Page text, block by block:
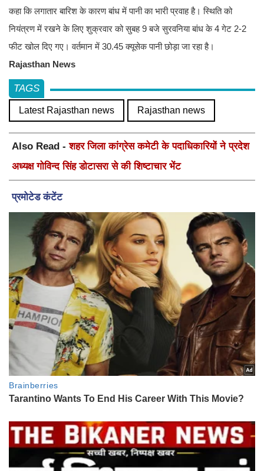
कहा कि लगातार बारिश के कारण बांध में पानी का भारी प्रवाह है। स्थिति को
नियंत्रण में रखने के लिए शुक्रवार को सुबह 9 बजे सुरवनिया बांध के 4 गेट 2-2
फीट खोल दिए गए। वर्तमान में 30.45 क्यूसेक पानी छोड़ा जा रहा है।
Rajasthan News
TAGS
Latest Rajasthan news Rajasthan news
Also Read -शहर जिला कांग्रेस कमेटी के पदाधिकारियों ने प्रदेश
अध्यक्ष गोविन्द सिंह डोटासरा से की शिष्टाचार भेंट